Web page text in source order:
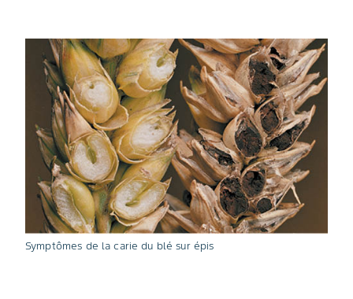
Symptômes de la carie du blé sur épis